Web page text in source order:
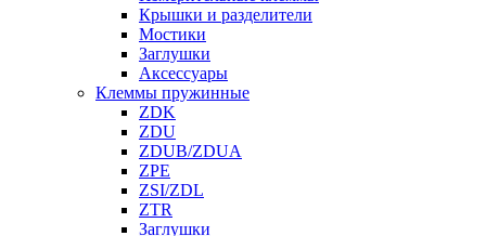
Крышки и разделители
Мостики
Заглушки
Аксессуары
Клеммы пружинные
ZDK
ZDU
ZDUB/ZDUA
ZPE
ZSI/ZDL
ZTR
Заглушки